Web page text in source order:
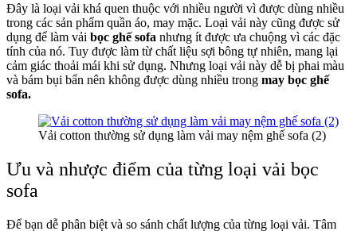
Đây là loại vải khá quen thuộc với nhiều người vì được dùng nhiều
trong các sản phẩm quần áo, may mặc. Loại vải này cũng được sử
dụng để làm vải bọc ghế sofa nhưng ít được ưa chuộng vì các đặc
tính của nó. Tuy được làm từ chất liệu sợi bông tự nhiên, mang lại
cảm giác thoải mái khi sử dụng. Nhưng loại vải này dễ bị phai màu
và bám bụi bẩn nên không được dùng nhiều trong may bọc ghế
sofa.
Vải cotton thường sử dụng làm vải may nệm ghế sofa (2)
Ưu và nhược điểm của từng loại vải bọc
sofa
Để bạn dễ phân biệt và so sánh chất lượng của từng loại vải. Tâm